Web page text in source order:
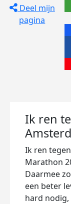
Deel mijn
pagina
Ik ren
Ik ren
Marathon
Daarmee
een beter
hard